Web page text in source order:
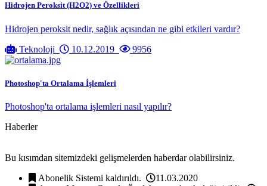
Hidrojen Peroksit (H2O2) ve Özellikleri
Hidrojen peroksit nedir, sağlık açısından ne gibi etkileri vardır?
Teknoloji
10.12.2019 9956
Photoshop'ta Ortalama İşlemleri
Photoshop'ta ortalama işlemleri nasıl yapılır?
Haberler
Bu kısımdan sitemizdeki gelişmelerden haberdar olabilirsiniz.
Abonelik Sistemi kaldırıldı.
11.03.2020